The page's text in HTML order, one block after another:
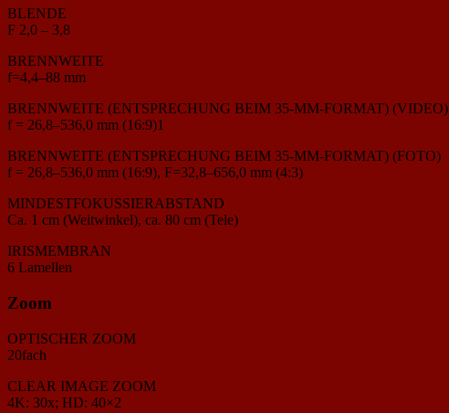
BLENDE
F 2,0 – 3,8
BRENNWEITE
f=4,4–88 mm
BRENNWEITE (ENTSPRECHUNG BEIM 35-MM-FORMAT) (VIDEO)
f = 26,8–536,0 mm (16:9)1
BRENNWEITE (ENTSPRECHUNG BEIM 35-MM-FORMAT) (FOTO)
f = 26,8–536,0 mm (16:9), F=32,8–656,0 mm (4:3)
MINDESTFOKUSSIERABSTAND
Ca. 1 cm (Weitwinkel), ca. 80 cm (Tele)
IRISMEMBRAN
6 Lamellen
Zoom
OPTISCHER ZOOM
20fach
CLEAR IMAGE ZOOM
4K: 30x; HD: 40×2